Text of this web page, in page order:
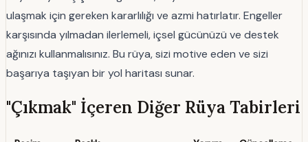
ulaşmak için gereken kararlılığı ve azmi hatırlatır. Engeller
karşısında yılmadan ilerlemeli, içsel gücünüzü ve destek
ağınızı kullanmalısınız. Bu rüya, sizi motive eden ve sizi
başarıya taşıyan bir yol haritası sunar.
"Çıkmak" İçeren Diğer Rüya Tabirleri